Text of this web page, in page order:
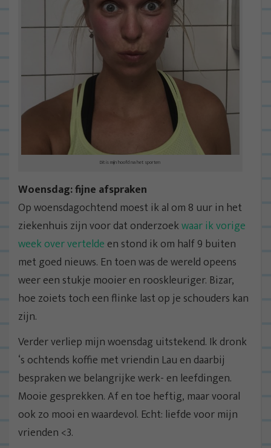
Dit is mijn hoofd na het sporten
Woensdag: fijne afspraken
Op woensdagochtend moest ik al om 8 uur in het
ziekenhuis zijn voor dat onderzoekwaar ik vorige
week over vertelde en stond ik om half 9 buiten
met goed nieuws. En toen was de wereld opeens
weer een stukje mooier en rooskleuriger. Bizar,
hoe zoiets toch een flinke last op je schouders kan
zijn.
Verder verliep mijn woensdag uitstekend. Ik dronk
‘s ochtends koffie met vriendin Lau en daarbij
bespraken we belangrijke werk- en leefdingen.
Mooie gesprekken. Af en toe heftig, maar vooral
ook zo mooi en waardevol. Echt: liefde voor mijn
vrienden <3.